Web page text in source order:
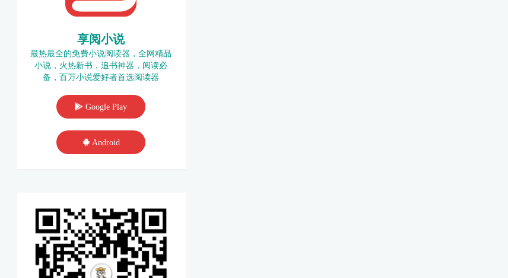
享阅小说
最热最全的免费小说阅读器，全网精品
小说，火热新书，追书神器，阅读必
备，百万小说爱好者首选阅读器
Google Play
Android